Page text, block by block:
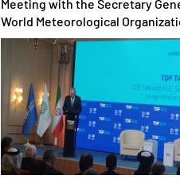
Meeting with the Secretary
World Meteorological